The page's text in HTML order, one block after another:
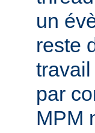
un
reste
par
MPM